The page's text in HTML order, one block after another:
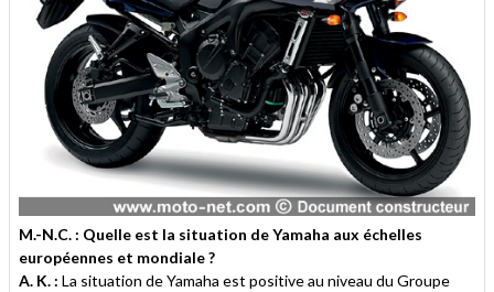
M.-N.C. : Quelle est la situation de Yamaha aux échelles
européennes et mondiale ?
A. K. : La situation de Yamaha est positive au niveau du Groupe